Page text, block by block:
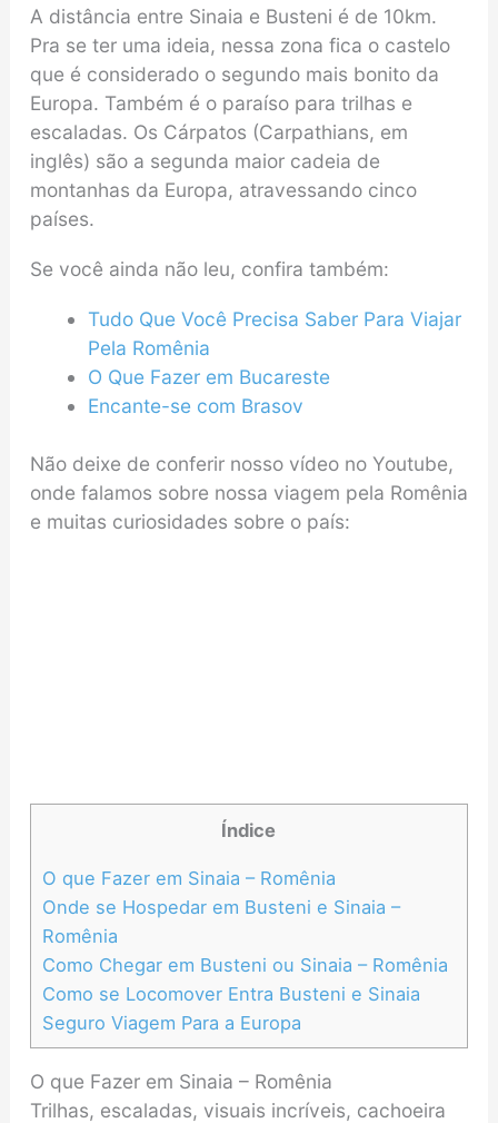
A distância entre Sinaia e Busteni é de 10km.
Pra se ter uma ideia, nessa zona fica o castelo
que é considerado o segundo mais bonito da
Europa. Também é o paraíso para trilhas e
escaladas. Os Cárpatos (Carpathians, em
inglês) são a segunda maior cadeia de
montanhas da Europa, atravessando cinco
países.
Se você ainda não leu, confira também:
Tudo Que Você Precisa Saber Para Viajar
Pela Romênia
O Que Fazer em Bucareste
Encante-se com Brasov
Não deixe de conferir nosso vídeo no Youtube,
onde falamos sobre nossa viagem pela Romênia
e muitas curiosidades sobre o país:
Índice
O que Fazer em Sinaia – Romênia
Onde se Hospedar em Busteni e Sinaia –
Romênia
Como Chegar em Busteni ou Sinaia – Romênia
Como se Locomover Entra Busteni e Sinaia
Seguro Viagem Para a Europa
O que Fazer em Sinaia – Romênia
Trilhas, escaladas, visuais incríveis, cachoeira